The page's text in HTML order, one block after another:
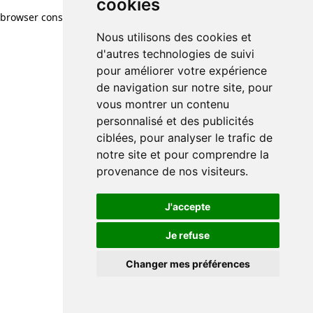
cookies
Nous utilisons des cookies et
d'autres technologies de suivi
pour améliorer votre expérience
de navigation sur notre site, pour
vous montrer un contenu
personnalisé et des publicités
ciblées, pour analyser le trafic de
notre site et pour comprendre la
provenance de nos visiteurs.
J'accepte
Je refuse
Changer mes préférences
browser console for more information)